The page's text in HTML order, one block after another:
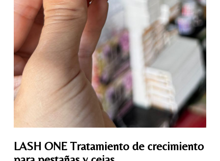
LASH ONE Tratamiento de crecimiento